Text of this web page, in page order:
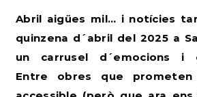
Abril aigües mil… i notícies
quinzena d´abril del 2025 a
un carrusel d´emocions i
Entre obres que